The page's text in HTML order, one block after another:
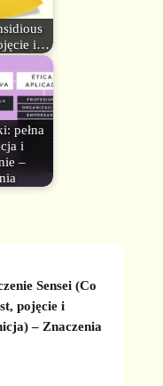
i…
pełna
i
–
Sensei (Co
pojęcie i
– Znaczenia